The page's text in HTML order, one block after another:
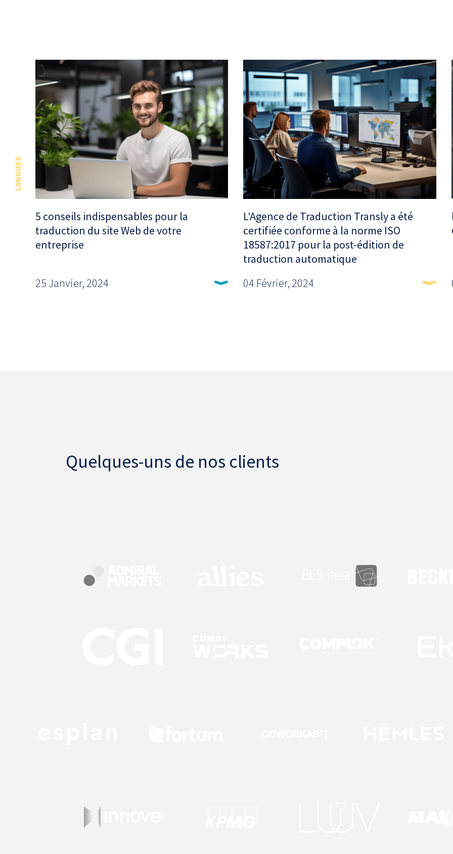
5 conseils indispensables pour la
traduction du site Web de votre
entreprise
25 Janvier, 2024
L’Agence de Traduction Transly a été
certifiée conforme à la norme ISO
18587:2017 pour la post-édition de
traduction automatique
04 Février, 2024
Quelques-uns de nos clients
LANGUES